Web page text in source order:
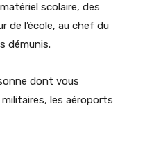
scolaire, des
l’école, au chef du
démunis.
dont vous
les aéroports